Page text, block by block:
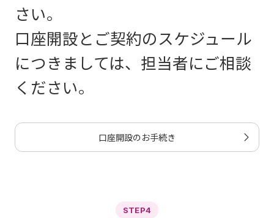
さい。
口座開設とご契約のスケジュール
につきましては、担当者にご相談
ください。
口座開設のお手続き
STEP4